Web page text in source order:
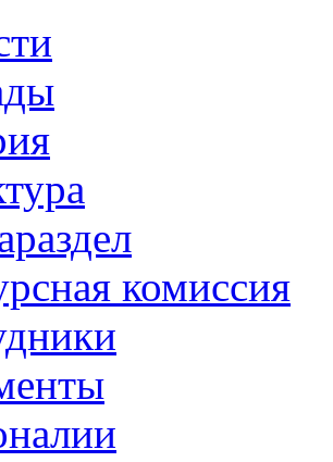
комиссия